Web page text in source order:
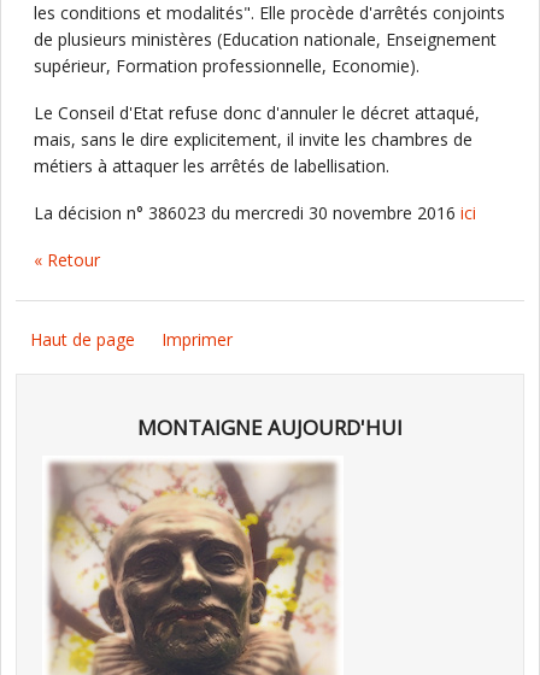
les conditions et modalités". Elle procède d'arrêtés conjoints
de plusieurs ministères (Education nationale, Enseignement
supérieur, Formation professionnelle, Economie).
Le Conseil d'Etat refuse donc d'annuler le décret attaqué,
mais, sans le dire explicitement, il invite les chambres de
métiers à attaquer les arrêtés de labellisation.
La décision n° 386023 du mercredi 30 novembre 2016 ici
« Retour
Haut de page Imprimer
MONTAIGNE AUJOURD'HUI